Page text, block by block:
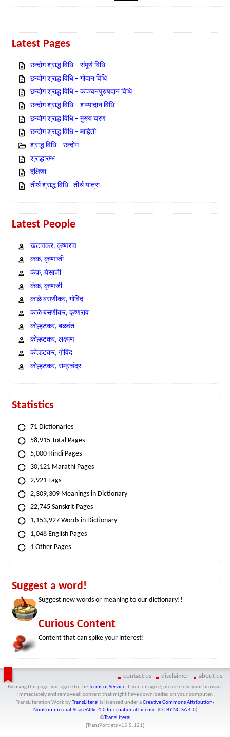
Latest Pages
छन्दोग श्राद्ध विधि – संपूर्ण विधि
छन्दोग श्राद्ध विधि – गोदान विधि
छन्दोग श्राद्ध विधि – काञ्चनपुरुषदान विधि
छन्दोग श्राद्ध विधि – शय्यादान विधि
छन्दोग श्राद्ध विधि – मुख्य चरण
छन्दोग श्राद्ध विधि – माहिती
श्राद्ध विधि – छन्दोग
श्राद्धारम्भ
दक्षिणा
तीर्थ श्राद्ध विधि - तीर्थ यात्रा
Latest People
खटावकर, कृष्णराव
कंक, कृष्णाजी
कंक, येसाजी
कंक, कृष्णजी
काळे बसणीकर, गोविंद
काळे बसणीकर, कृष्णराव
कोल्हटकर, बळवंत
कोल्हटकर, लक्ष्मण
कोल्हटकर, गोविंद
कोल्हटकर, राम्रचंद्र
Statistics
71 Dictionaries
58,915 Total Pages
5,000 Hindi Pages
30,121 Marathi Pages
2,921 Tags
2,309,309 Meanings in Dictionary
22,745 Sanskrit Pages
1,153,927 Words in Dictionary
1,048 English Pages
1 Other Pages
Suggest a word!
Suggest new words or meaning to our dictionary!!
Curious Content
Content that can spike your interest!
contact us disclaimer about us
By using this page, you agree to theTerms of Service. If you disagree, please close your browser
immediately and remove all content that might have downloaded on your computer.
TransLiteration Work byTransLiteral is licensed under aCreative Commons Attribution-
NonCommercial-ShareAlike 4.0 International License. (CC BY-NC-SA 4.0)
©TransLiteral
[TransPortlets v15.5.121]